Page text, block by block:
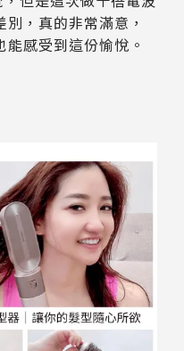
，真的非常滿意，
感受到這份愉悅。